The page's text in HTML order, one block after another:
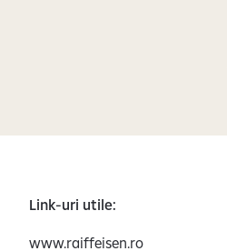
Link-uri utile:
www.raiffeisen.ro